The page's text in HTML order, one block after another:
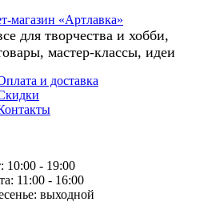
для творчества и хобби,
мастер-классы, идеи
и доставка
10:00 - 19:00
11:00 - 16:00
выходной